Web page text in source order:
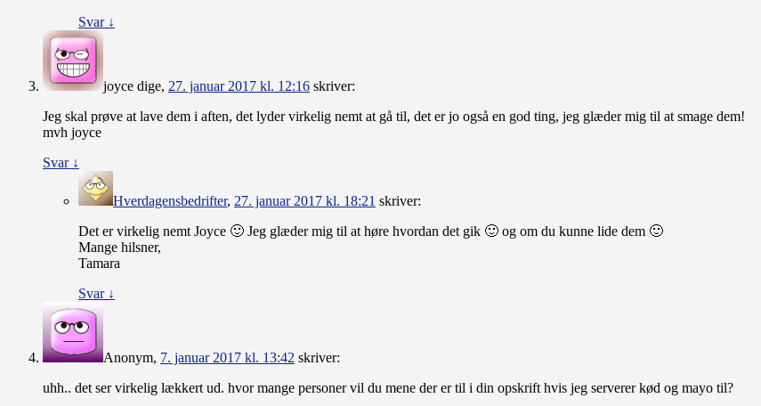
Svar ↓
joyce dige, 27. januar 2017 kl. 12:16 skriver:
Jeg skal prøve at lave dem i aften, det lyder virkelig nemt at gå til, det er jo også en god ting, jeg glæder mig til at smage dem!
mvh joyce
Svar ↓
Hverdagensbedrifter, 27. januar 2017 kl. 18:21 skriver:
Det er virkelig nemt Joyce 🙂 Jeg glæder mig til at høre hvordan det gik 🙂 og om du kunne lide dem 🙂
Mange hilsner,
Tamara
Svar ↓
Anonym, 7. januar 2017 kl. 13:42 skriver:
uhh.. det ser virkelig lækkert ud. hvor mange personer vil du mene der er til i din opskrift hvis jeg serverer kød og mayo til?